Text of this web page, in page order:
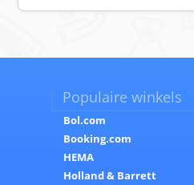
Populaire winkels
Bol.com
Booking.com
HEMA
Holland & Barrett